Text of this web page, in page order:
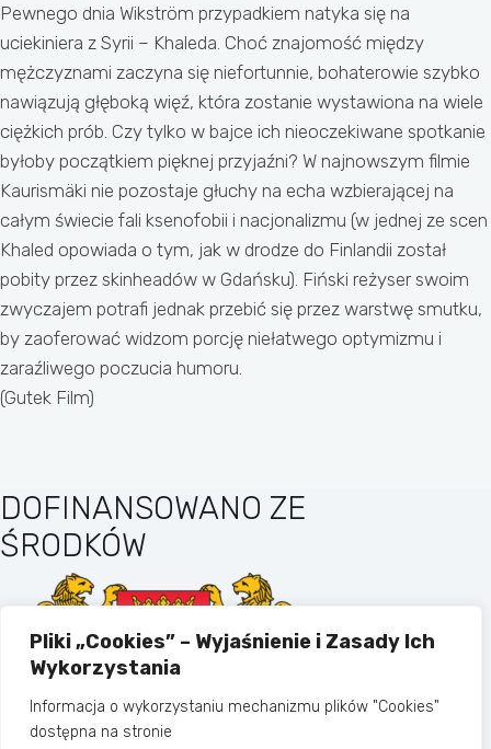
Pliki „Cookies” – Wyjaśnienie i Zasady Ich
Wykorzystania
Informacja o wykorzystaniu mechanizmu plików "Cookies"
dostępna na stronie
Pewnego dnia Wikström przypadkiem natyka się na
uciekiniera z Syrii – Khaleda. Choć znajomość między
mężczyznami zaczyna się niefortunnie, bohaterowie szybko
nawiązują głęboką więź, która zostanie wystawiona na wiele
ciężkich prób. Czy tylko w bajce ich nieoczekiwane spotkanie
byłoby początkiem pięknej przyjaźni? W najnowszym filmie
Kaurismäki nie pozostaje głuchy na echa wzbierającej na
całym świecie fali ksenofobii i nacjonalizmu (w jednej ze scen
Khaled opowiada o tym, jak w drodze do Finlandii został
pobity przez skinheadów w Gdańsku). Fiński reżyser swoim
zwyczajem potrafi jednak przebić się przez warstwę smutku,
by zaoferować widzom porcję niełatwego optymizmu i
zaraźliwego poczucia humoru.
(Gutek Film)
DOFINANSOWANO ZE
ŚRODKÓW